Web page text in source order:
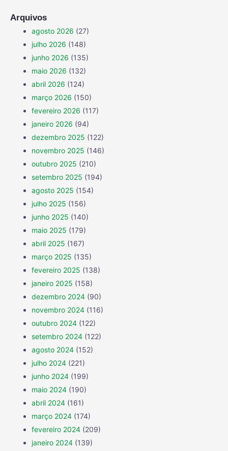
Arquivos
agosto 2026 (27)
julho 2026 (148)
junho 2026 (135)
maio 2026 (132)
abril 2026 (124)
março 2026 (150)
fevereiro 2026 (117)
janeiro 2026 (94)
dezembro 2025 (122)
novembro 2025 (146)
outubro 2025 (210)
setembro 2025 (194)
agosto 2025 (154)
julho 2025 (156)
junho 2025 (140)
maio 2025 (179)
abril 2025 (167)
março 2025 (135)
fevereiro 2025 (138)
janeiro 2025 (158)
dezembro 2024 (90)
novembro 2024 (116)
outubro 2024 (122)
setembro 2024 (122)
agosto 2024 (152)
julho 2024 (221)
junho 2024 (199)
maio 2024 (190)
abril 2024 (161)
março 2024 (174)
fevereiro 2024 (209)
janeiro 2024 (139)